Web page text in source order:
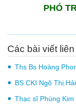
PHÓ
Các bài viết
Ths Bs Hoàng
BS CKI Ngô Thị
Thạc sĩ Phùng